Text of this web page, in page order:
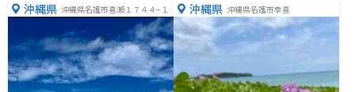
沖縄県 沖縄県名護市喜瀬１７４４−１ 沖縄県 沖縄県名護市幸喜